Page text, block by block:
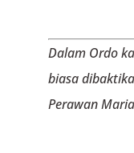
Dalam Ordo
biasa
Perawan